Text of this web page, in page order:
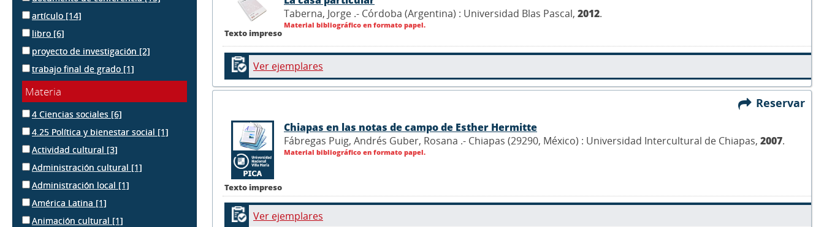
artículo [14]
libro [6]
proyecto de investigación [2]
trabajo final de grado [1]
Materia
4 Ciencias sociales [6]
4.25 Política y bienestar social [1]
Actividad cultural [3]
Administración cultural [1]
Administración local [1]
América Latina [1]
Animación cultural [1]
Texto impreso
Taberna, Jorge .- Córdoba (Argentina) : Universidad Blas Pascal, 2012.
Material bibliográfico en formato papel.
Ver ejemplares
Reservar
Texto impreso
Chiapas en las notas de campo de Esther Hermitte
Fábregas Puig, Andrés Guber, Rosana .- Chiapas (29290, México) : Universidad Intercultural de Chiapas, 2007.
Material bibliográfico en formato papel.
Ver ejemplares